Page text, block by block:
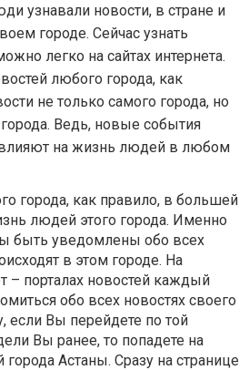
узнавали новости, в стране и
городе. Сейчас узнать
легко на сайтах интернета.
любого города, как
не только самого города, но
Ведь, новые события
влияют на жизнь людей в любом
города, как правило, в большей
людей этого города. Именно
быть уведомлены обо всех
в этом городе. На
– порталах новостей каждый
обо всех новостях своего
если Вы перейдете по той
Вы ранее, то попадете на
города Астаны. Сразу на странице